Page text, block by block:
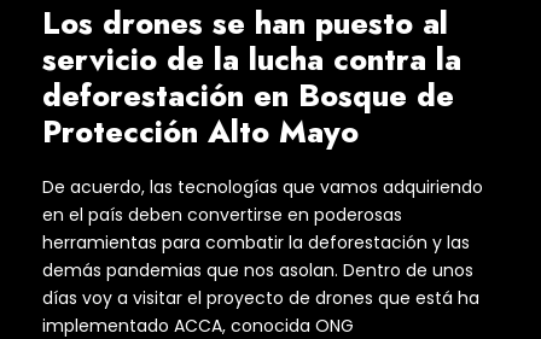
Los drones se han puesto al
servicio de la lucha contra la
deforestación en Bosque de
Protección Alto Mayo
De acuerdo, las tecnologías que vamos adquiriendo
en el país deben convertirse en poderosas
herramientas para combatir la deforestación y las
demás pandemias que nos asolan. Dentro de unos
días voy a visitar el proyecto de drones que está ha
implementado ACCA, conocida ONG